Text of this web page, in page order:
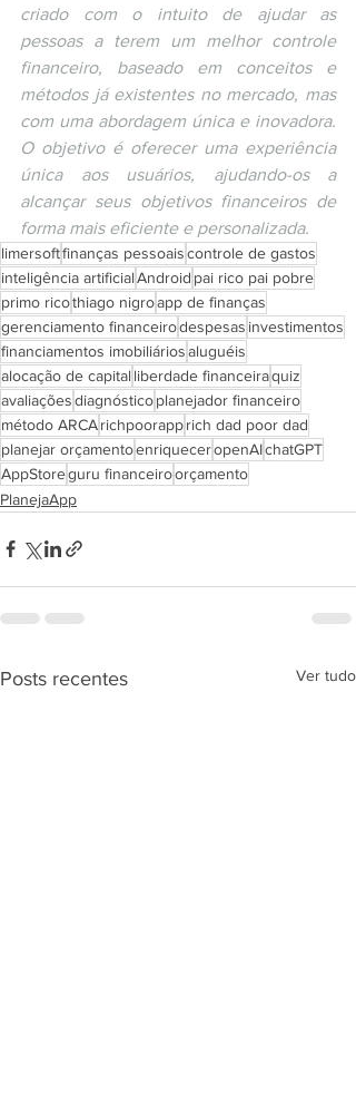
criado com o intuito de ajudar as
pessoas a terem um melhor controle
financeiro, baseado em conceitos e
métodos já existentes no mercado, mas
com uma abordagem única e inovadora.
O objetivo é oferecer uma experiência
única aos usuários, ajudando-os a
alcançar seus objetivos financeiros de
forma mais eficiente e personalizada.
limersoftfinanças pessoaiscontrole de gastos
inteligência artificialAndroid pai rico pai pobre
primo ricothiago nigroapp de finanças
gerenciamento financeirodespesas investimentos
financiamentos imobiliáriosaluguéis
alocação de capital liberdade financeiraquiz
avaliaçõesdiagnósticoplanejador financeiro
método ARCArichpoorapprich dad poor dad
planejar orçamentoenriqueceropenAIchatGPT
AppStoreguru financeiroorçamento
PlanejaApp
Posts recentes Ver tudo